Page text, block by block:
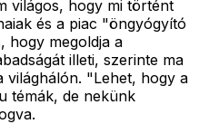
világos, hogy mi történt
és a piac "öngyógyító
hogy megoldja a
illeti, szerinte ma
világhálón. "Lehet, hogy a
témák, de nekünk